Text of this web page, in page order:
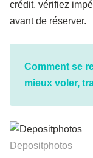
crédit, vérifiez
avant de réserver.
Comment se
mieux voler,
Depositphotos